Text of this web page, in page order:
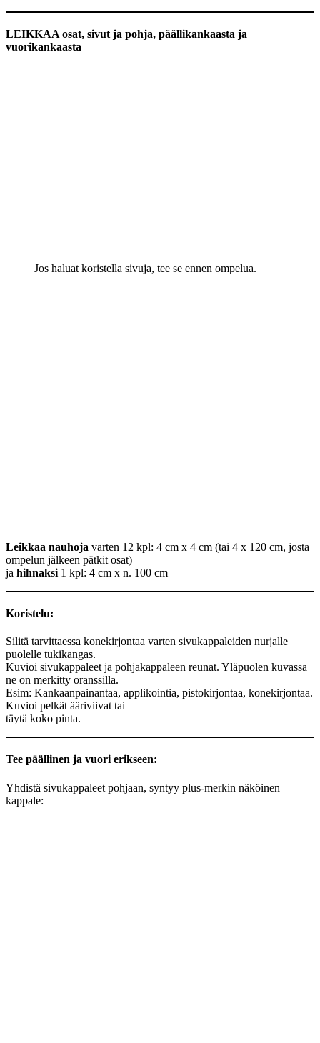
LEIKKAA osat, sivut ja pohja, päällikankaasta ja
vuorikankaasta
Jos haluat koristella sivuja, tee se ennen ompelua.
Leikkaa nauhoja varten 12 kpl: 4 cm x 4 cm (tai 4 x 120 cm, josta
ompelun jälkeen pätkit osat)
ja hihnaksi 1 kpl: 4 cm x n. 100 cm
Koristelu:
Silitä tarvittaessa konekirjontaa varten sivukappaleiden nurjalle
puolelle tukikangas.
Kuvioi sivukappaleet ja pohjakappaleen reunat. Yläpuolen kuvassa
ne on merkitty oranssilla.
Esim: Kankaanpainantaa, applikointia, pistokirjontaa, konekirjontaa.
Kuvioi pelkät ääriviivat tai
täytä koko pinta.
Tee päällinen ja vuori erikseen:
Yhdistä sivukappaleet pohjaan, syntyy plus-merkin näköinen
kappale: